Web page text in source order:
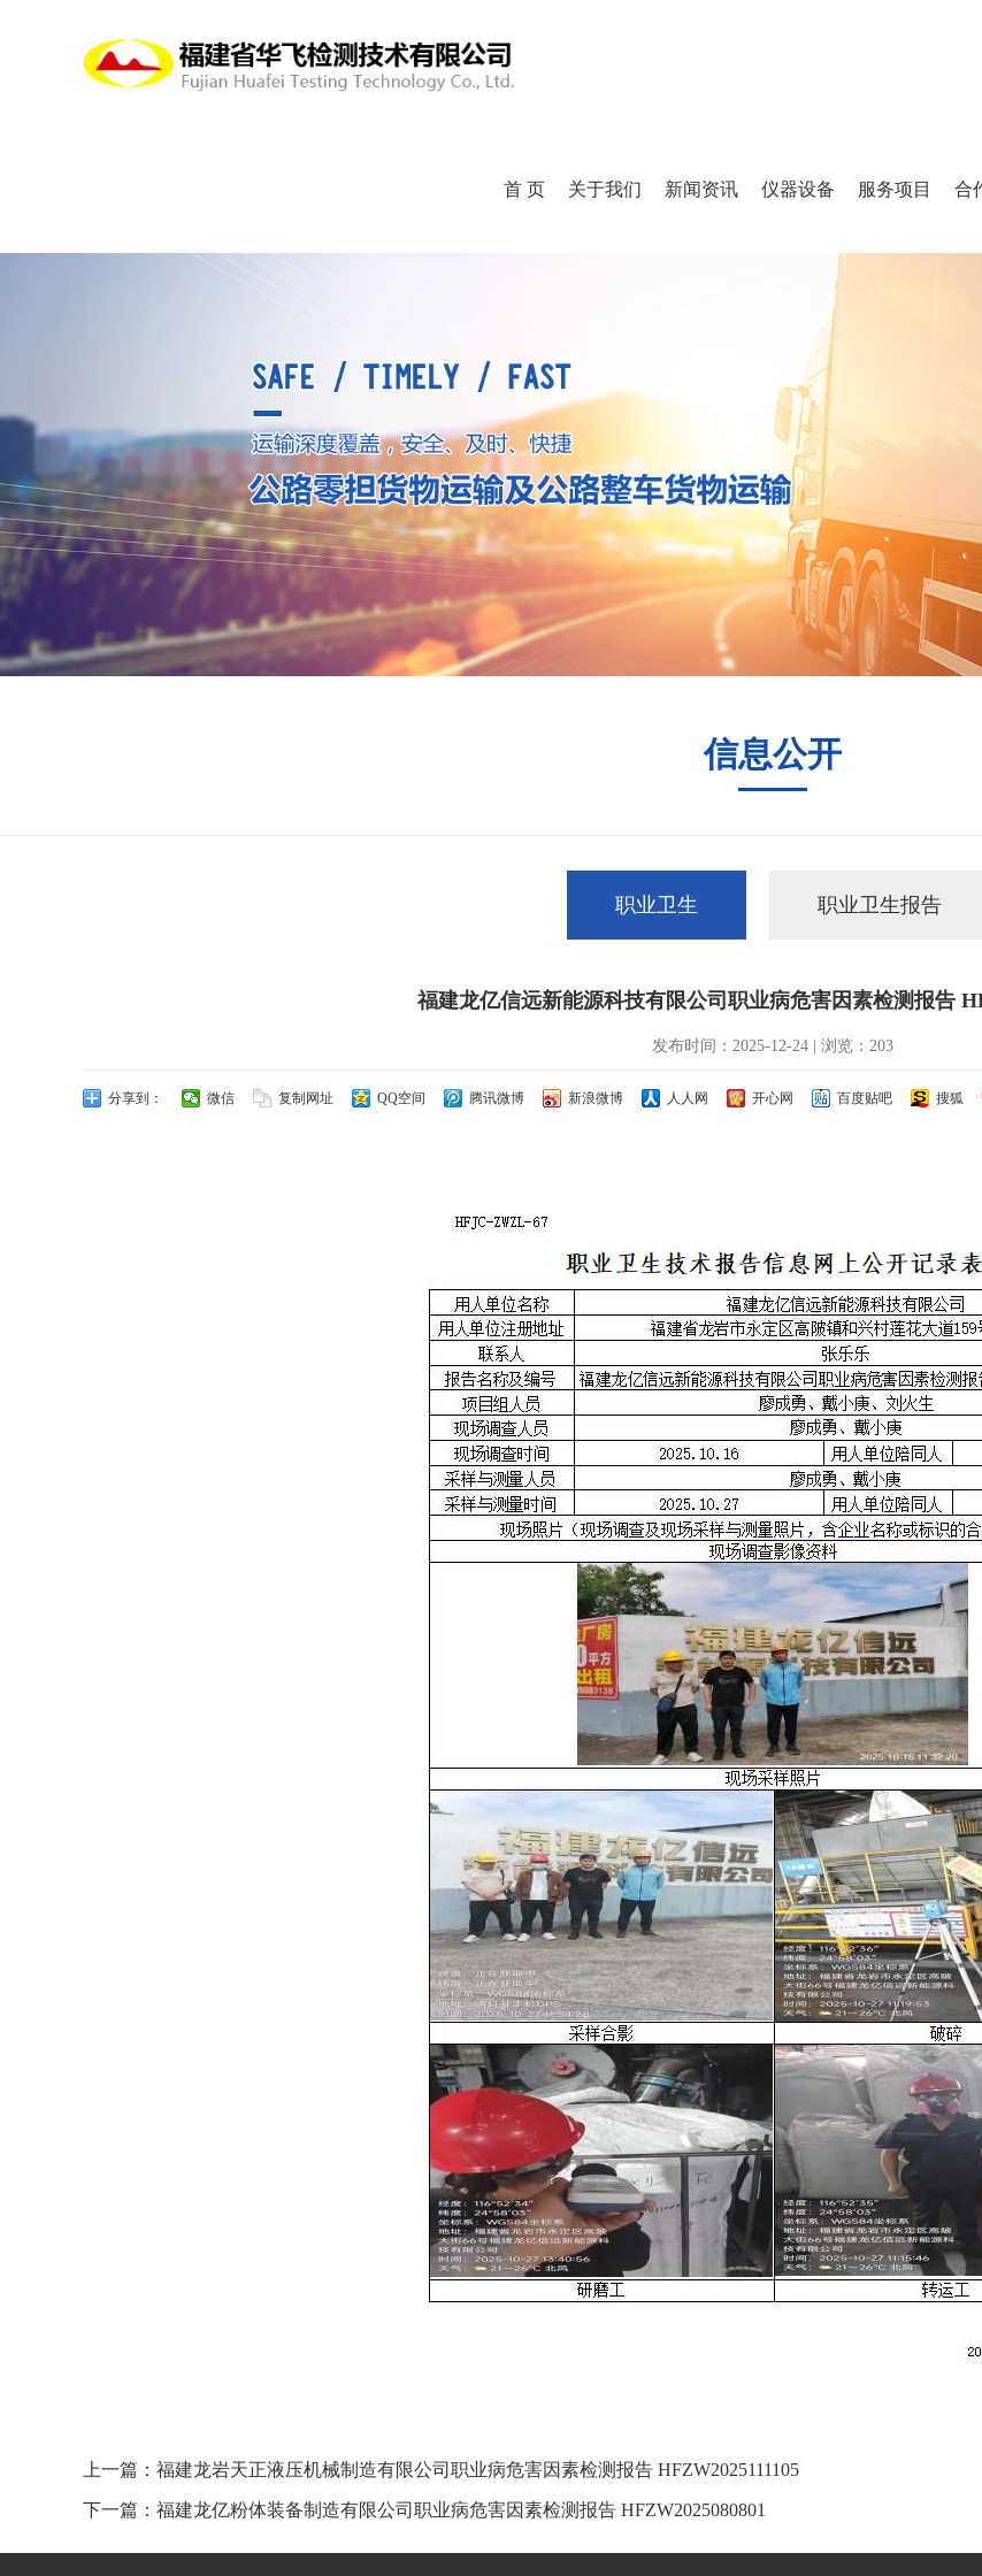
首 页 关于我们 新闻资讯 仪器设备 服务项目 合
信息公开
职业卫生 职业卫生报告
福建龙亿信远新能源科技有限公司职业病危害因素检测报告
发布时间：2025-12-24 | 浏览：203
分享到： 微信 复制网址 QQ空间 腾讯微博 新浪微博 人人网 开心网 百度贴吧 搜狐
上一篇： 福建龙岩天正液压机械制造有限公司职业病危害因素检测报告 HFZW2025111105
下一篇： 福建龙亿粉体装备制造有限公司职业病危害因素检测报告 HFZW2025080801